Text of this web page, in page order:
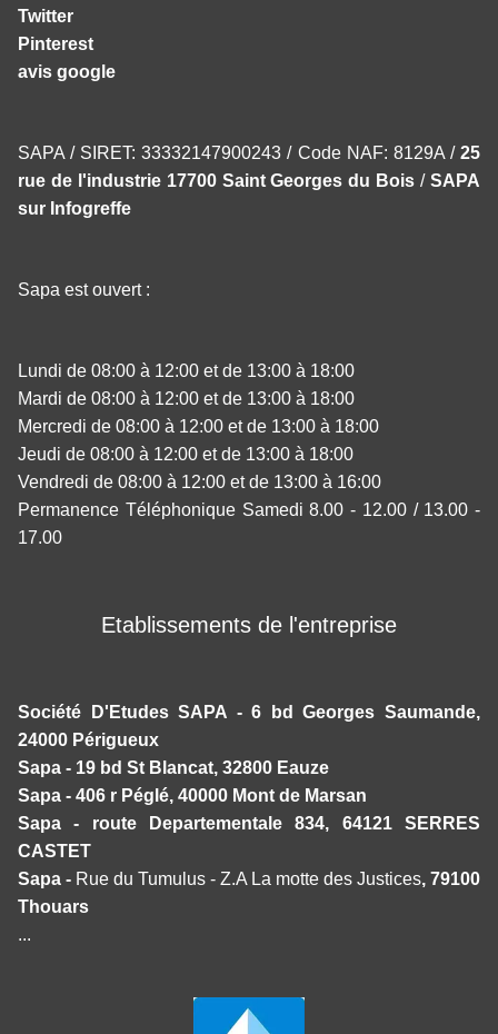
Twitter
Pinterest
avis google
SAPA / SIRET: 33332147900243 / Code NAF: 8129A / 25
rue de l'industrie 17700 Saint Georges du Bois /SAPA
sur Infogreffe
Sapa est ouvert :
Lundi de 08:00 à 12:00 et de 13:00 à 18:00
Mardi de 08:00 à 12:00 et de 13:00 à 18:00
Mercredi de 08:00 à 12:00 et de 13:00 à 18:00
Jeudi de 08:00 à 12:00 et de 13:00 à 18:00
Vendredi de 08:00 à 12:00 et de 13:00 à 16:00
Permanence Téléphonique Samedi 8.00 - 12.00 / 13.00 -
17.00
Etablissements de l'entreprise
Société D'Etudes SAPA - 6 bd Georges Saumande,
24000 Périgueux
Sapa - 19 bd St Blancat, 32800 Eauze
Sapa - 406 r Péglé, 40000 Mont de Marsan
Sapa - route Departementale 834, 64121 SERRES
CASTET
Sapa - Rue du Tumulus - Z.A La motte des Justices, 79100
Thouars
...